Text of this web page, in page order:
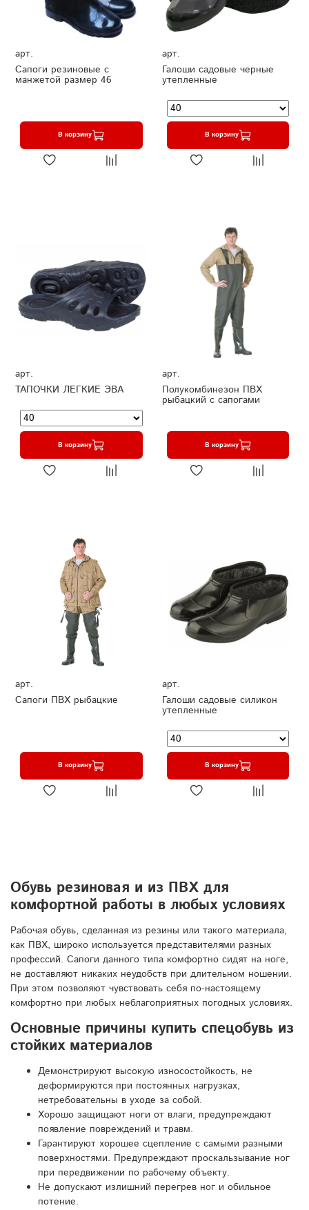
арт.
Сапоги резиновые с
манжетой размер 46
В корзину
арт.
Галоши садовые черные
утепленные
В корзину
арт.
ТАПОЧКИ ЛЕГКИЕ ЭВА
В корзину
арт.
Полукомбинезон ПВХ
рыбацкий с сапогами
В корзину
арт.
Сапоги ПВХ рыбацкие
В корзину
арт.
Галоши садовые силикон
утепленные
В корзину
Обувь резиновая и из ПВХ для
комфортной работы в любых условиях
Рабочая обувь, сделанная из резины или такого материала,
как ПВХ, широко используется представителями разных
профессий. Сапоги данного типа комфортно сидят на ноге,
не доставляют никаких неудобств при длительном ношении.
При этом позволяют чувствовать себя по-настоящему
комфортно при любых неблагоприятных погодных условиях.
Основные причины купить спецобувь из
стойких материалов
Демонстрируют высокую износостойкость, не
деформируются при постоянных нагрузках,
нетребовательны в уходе за собой.
Хорошо защищают ноги от влаги, предупреждают
появление повреждений и травм.
Гарантируют хорошее сцепление с самыми разными
поверхностями. Предупреждают проскальзывание ног
при передвижении по рабочему объекту.
Не допускают излишний перегрев ног и обильное
потение.